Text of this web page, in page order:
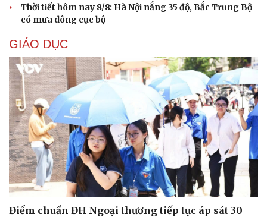
Cải chính
Thời tiết hôm nay 8/8: Hà Nội nắng 35 độ, Bắc Trung Bộ
có mưa dông cục bộ
GIÁO DỤC
Điểm chuẩn ĐH Ngoại thương tiếp tục áp sát 30